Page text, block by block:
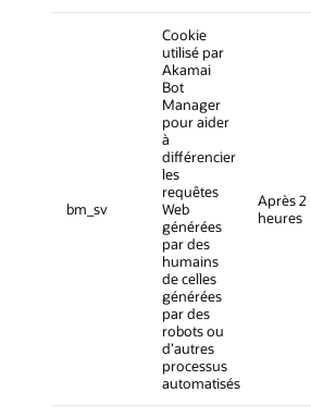
bm_sv
Cookie
utilisé par
Akamai
Bot
Manager
pour aider
à
différencier
les
requêtes
Web
générées
par des
humains
de celles
générées
par des
robots ou
d’autres
processus
automatisés
Après 2
heures